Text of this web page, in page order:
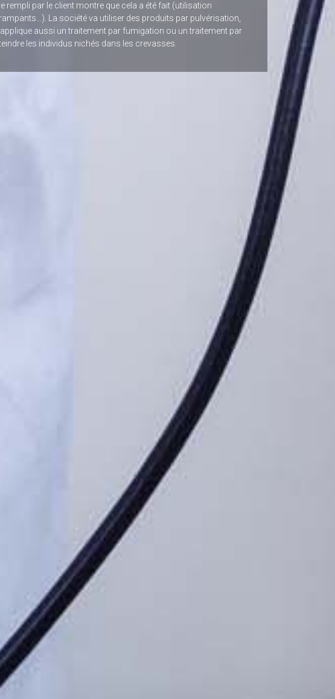
rempli par le client montre que cela a été fait (utilisation
La société va utiliser des produits par pulvérisation,
aussi un traitement par fumigation ou un traitement par
les individus nichés dans les crevasses.